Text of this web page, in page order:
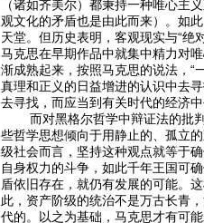
（诸如齐美尔）都秉持一种唯心主
观文化的矛盾也是由此而来）。如
天堂。但历史表明，客观现实与“绝
马克思在早期作品中就集中精力对
渐成熟起来，按照马克思的说法，“
真理和正义的日益增进的认识中去
去寻找，而应当到有关时代的经济
而对黑格尔哲学中辩证法的批判
些哲学思想倾向于用静止的、孤立
级社会而言，坚持这种观点就等于
自身权力的斗争，如此千年王国可
盾依旧存在，就仍有发展的可能。
此，资产阶级的统治不是万古长青
代的。以之为基础，马克思才有可